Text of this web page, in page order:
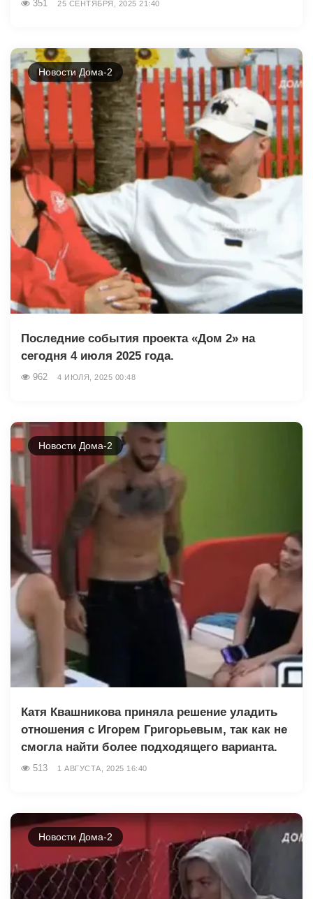
351 25 СЕНТЯБРЯ, 2025 21:40
Новости Дома-2
Последние события проекта «Дом 2» на
сегодня 4 июля 2025 года.
962 4 ИЮЛЯ, 2025 00:48
Новости Дома-2
Катя Квашникова приняла решение уладить
отношения с Игорем Григорьевым, так как не
смогла найти более подходящего варианта.
513 1 АВГУСТА, 2025 16:40
Новости Дома-2